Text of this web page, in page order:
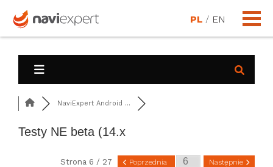
PL / EN
NaviExpert Android ...
Testy NE beta (14.x
Strona 6 / 27 Poprzednia Następnie